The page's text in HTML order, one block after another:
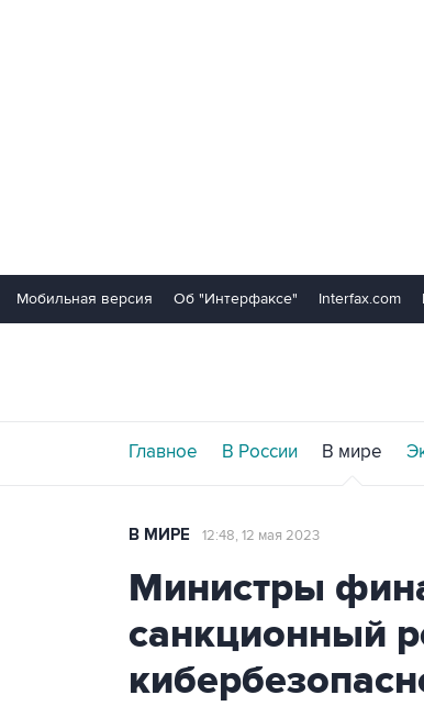
Мобильная версия Об "Интерфаксе" Interfax.com
Главное В России В мире
В МИРЕ 12:48, 12 мая 2023
Министры
санкционный